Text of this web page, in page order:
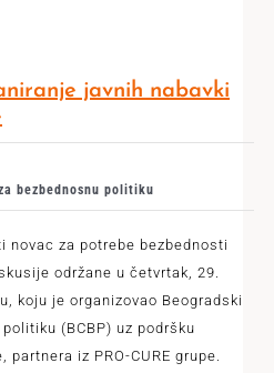
javnih nabavki
bezbednosnu politiku
novac za potrebe bezbednosti
održane u četvrtak, 29.
koju je organizovao Beogradski
(BCBP) uz podršku
iz PRO-CURE grupe.